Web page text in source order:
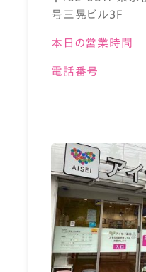
号三晃ビル3F
本日の営業時間
電話番号